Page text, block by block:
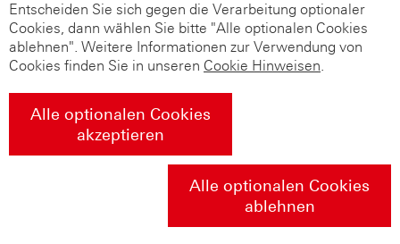
Entscheiden Sie sich gegen die Verarbeitung optionaler
Cookies, dann wählen Sie bitte "Alle optionalen Cookies
ablehnen". Weitere Informationen zur Verwendung von
Cookies finden Sie in unseren Cookie Hinweisen.
Alle optionalen Cookies
akzeptieren
Alle optionalen Cookies
ablehnen